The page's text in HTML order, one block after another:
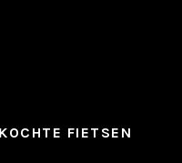
FIETSEN